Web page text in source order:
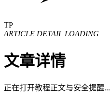
TP
ARTICLE DETAIL LOADING
文章详情
正在打开教程正文与安全提醒...